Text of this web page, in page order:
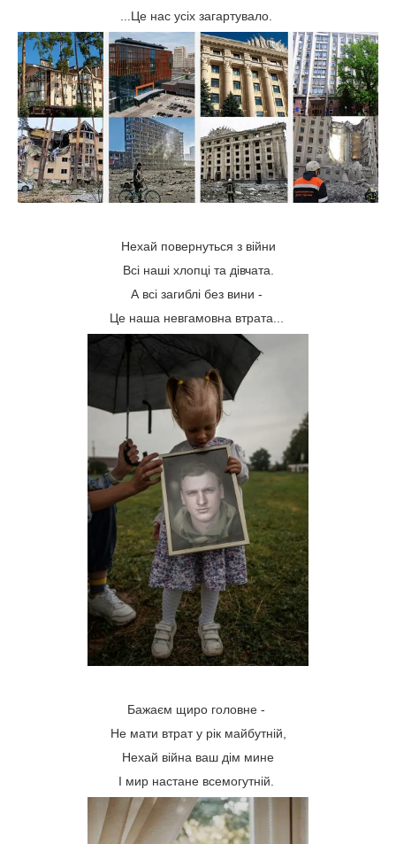
...Це нас усіх загартувало.
Нехай повернуться з війни
Всі наші хлопці та дівчата.
А всі загиблі без вини -
Це наша невгамовна втрата...
Бажаєм щиро головне -
Не мати втрат у рік майбутній,
Нехай війна ваш дім мине
І мир настане всемогутній.